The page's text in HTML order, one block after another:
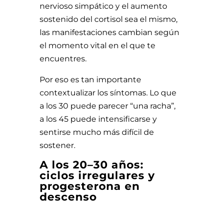
nervioso simpático y el aumento
sostenido del cortisol sea el mismo,
las manifestaciones cambian según
el momento vital en el que te
encuentres.
Por eso es tan importante
contextualizar los síntomas. Lo que
a los 30 puede parecer “una racha”,
a los 45 puede intensificarse y
sentirse mucho más difícil de
sostener.
A los 20–30 años:
ciclos irregulares y
progesterona en
descenso